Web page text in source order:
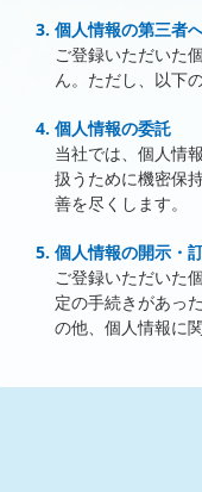
個人情報の第三者
ご登録いただいた
ん。ただし、以下
個人情報の委託
当社では、個人情
扱うために機密保
善を尽くします。
個人情報の開示・
ご登録いただいた
定の手続きがあっ
の他、個人情報に